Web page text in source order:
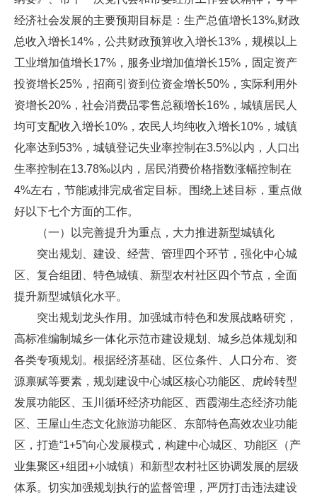
经济社会发展的主要预期目标是：生产总值增长13%,财政
总收入增长14%，公共财政预算收入增长13%，规模以上
工业增加值增长17%，服务业增加值增长15%，固定资产
投资增长25%，招商引资到位资金增长50%，实际利用外
资增长20%，社会消费品零售总额增长16%，城镇居民人
均可支配收入增长10%，农民人均纯收入增长10%，城镇
化率达到53%，城镇登记失业率控制在3.5%以内，人口出
生率控制在13.78‰以内，居民消费价格指数涨幅控制在
4%左右，节能减排完成省定目标。围绕上述目标，重点做
好以下七个方面的工作。
（一）以完善提升为重点，大力推进新型城镇化
突出规划、建设、经营、管理四个环节，强化中心城
区、复合组团、特色城镇、新型农村社区四个节点，全面
提升新型城镇化水平。
突出规划龙头作用。加强城市特色和发展战略研究，
高标准编制城乡一体化示范市建设规划、城乡总体规划和
各类专项规划。根据经济基础、区位条件、人口分布、资
源禀赋等要素，规划建设中心城区核心功能区、虎岭转型
发展功能区、玉川循环经济功能区、西霞湖生态经济功能
区、王屋山生态文化旅游功能区、东部特色高效农业功能
区，打造“1+5”向心发展模式，构建中心城区、功能区（产
业集聚区+组团+小城镇）和新型农村社区协调发展的层级
体系。切实加强规划执行的监督管理，严厉打击违法建设